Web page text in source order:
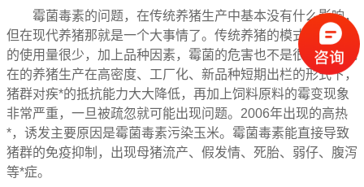
霉菌毒素的问题，在传统养猪生产中基本没有什么影响，
但在现代养猪那就是一个大事情了。传统养猪的模式下，饲料
的使用量很少，加上品种因素，霉菌的危害也不是很突出。现
在的养猪生产在高密度、工厂化、新品种短期出栏的形式下，
猪群对疾*的抵抗能力大大降低，再加上饲料原料的霉变现象
非常严重，一旦被疏忽就可能出现问题。2006年出现的高热
*，诱发主要原因是霉菌毒素污染玉米。霉菌毒素能直接导致
猪群的免疫抑制，出现母猪流产、假发情、死胎、弱仔、腹泻
等*症。